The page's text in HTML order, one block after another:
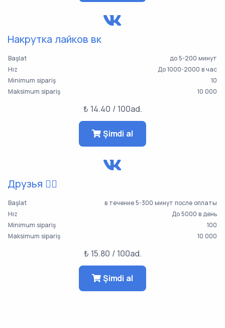
Накрутка лайков вк
Başlat
до 5-200 минут
Hız
До 1000-2000 в час
Minimum sipariş
10
Maksimum sipariş
10 000
₺ 14.40 / 100ad.
Şimdi al
Друзья 👯‍♀️
Başlat
в течение 5-300 минут после оплаты
Hız
До 5000 в день
Minimum sipariş
100
Maksimum sipariş
10 000
₺ 15.80 / 100ad.
Şimdi al